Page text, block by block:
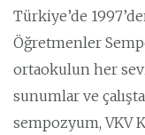
Türkiye’de
Öğretmenler
ortaokulun her
sunumlar ve
sempozyum, VKV